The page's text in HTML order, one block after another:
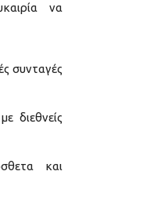
να
συνταγές
διεθνείς
και